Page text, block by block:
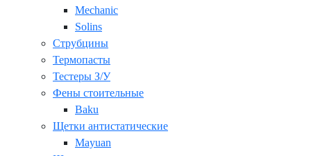
Mechanic
Solins
Струбцины
Термопасты
Тестеры З/У
Фены стоительные
Baku
Щетки антистатические
Mayuan